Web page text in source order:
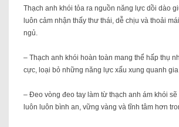
Thạch anh khói tỏa ra nguồn năng lực dồi dào
luôn cảm nhận thấy thư thái, dễ chịu và thoải
ngủ.
– Thạch anh khói hoàn toàn mang thể hấp thụ
cực, loại bỏ những năng lực xấu xung quanh
– Đeo vòng đeo tay làm từ thạch anh ám khói
luôn luôn bình an, vững vàng và tĩnh tâm hơn